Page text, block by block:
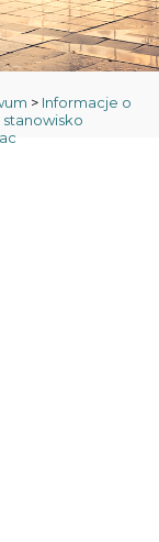
> Informacje o